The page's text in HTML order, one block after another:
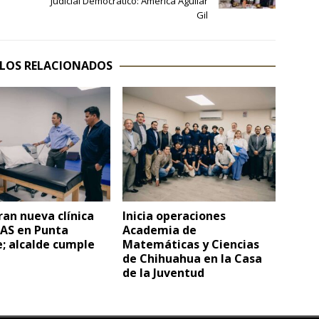
Gil
RELACIONADOS
nueva clínica
en Punta
alcalde cumple
Inicia operaciones
Academia de
Matemáticas y Ciencias
de Chihuahua en la Casa
de la Juventud